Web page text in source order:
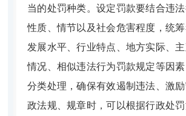
当的处罚种类。设定罚款要结合违法
性质、情节以及社会危害程度，统
发展水平、行业特点、地方实际、
情况、相似违法行为罚款规定等因素
分类处理，确保有效遏制违法、激
政法规、规章时，可以根据行政处